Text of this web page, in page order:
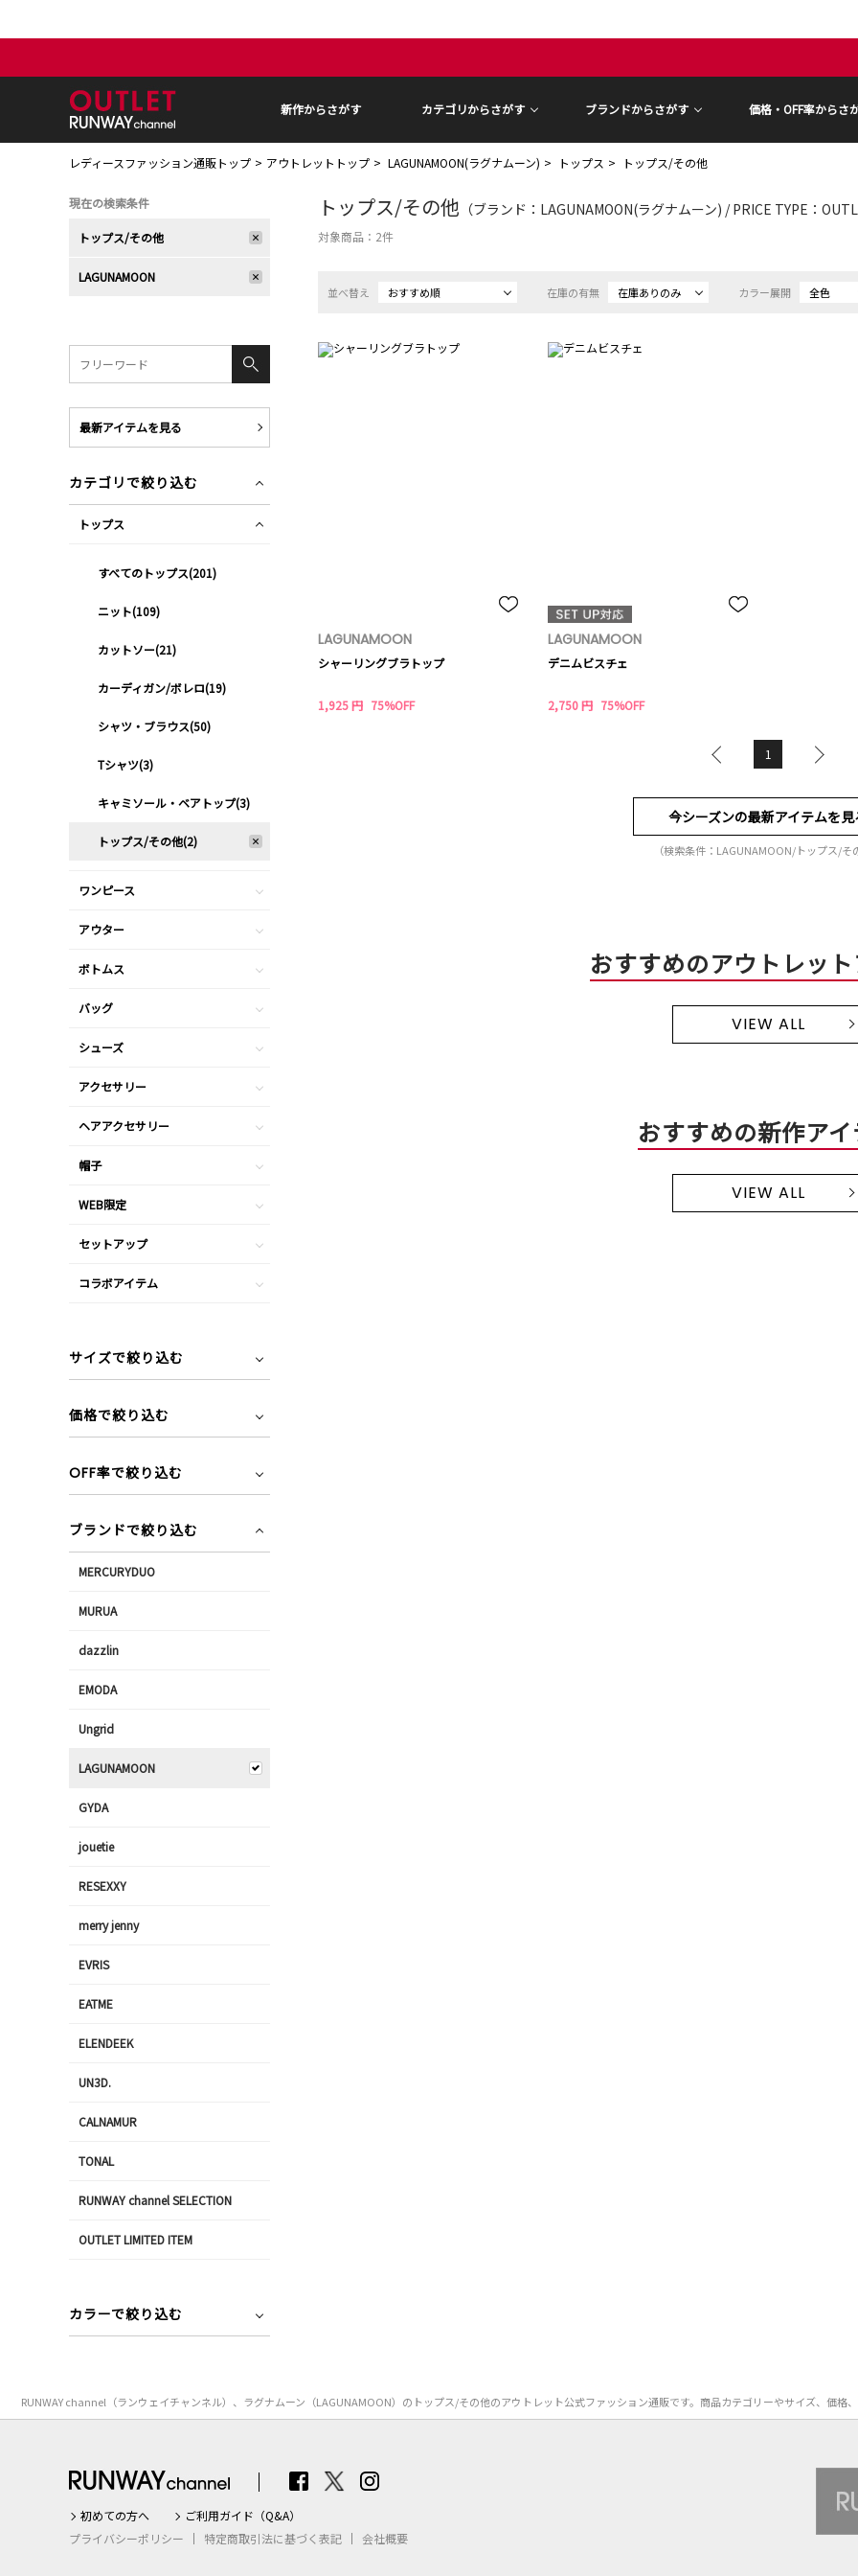
新作からさがす カテゴリからさがす ブランドからさがす 価格・OFF率からさ
レディースファッション通販トップ アウトレットトップ LAGUNAMOON(ラグナムーン) トップス トップス/その他
トップス/その他 （ブランド：LAGUNAMOON(ラグナムーン) / PRICE TYPE：
対象商品： 2件
並べ替え おすすめ順 在庫の有無 在庫ありのみ カラー展開 全色
LAGUNAMOON
シャーリングブラトップ
1,925 円 75%OFF
LAGUNAMOON
デニムビスチェ
2,750 円 75%OFF
1
今シーズンの最新アイテムを見
（検索条件：LAGUNAMOON/トップス/そ
おすすめのアウトレッ
VIEW ALL
おすすめの新作ア
VIEW ALL
現在の検索条件
トップス/その他
LAGUNAMOON
最新アイテムを見る
カテゴリで絞り込む
トップス
すべてのトップス(201)
ニット(109)
カットソー(21)
カーディガン/ボレロ(19)
シャツ・ブラウス(50)
Tシャツ(3)
キャミソール・ベアトップ(3)
トップス/その他(2)
ワンピース
アウター
ボトムス
バッグ
シューズ
アクセサリー
ヘアアクセサリー
帽子
WEB限定
セットアップ
コラボアイテム
サイズで絞り込む
価格で絞り込む
OFF率で絞り込む
ブランドで絞り込む
MERCURYDUO
MURUA
dazzlin
EMODA
Ungrid
LAGUNAMOON
GYDA
jouetie
RESEXXY
merry jenny
EVRIS
EATME
ELENDEEK
UN3D.
CALNAMUR
TONAL
RUNWAY channel SELECTION
OUTLET LIMITED ITEM
カラーで絞り込む
RUNWAY channel（ランウェイチャンネル）、ラグナムーン（LAGUNAMOON）のトップス/その他のアウトレット公式ファッション通販です。商品カテゴリーやサイズ、価格
初めての方へ
ご利用ガイド（Q&A）
プライバシーポリシー
特定商取引法に基づく表記 会社概要